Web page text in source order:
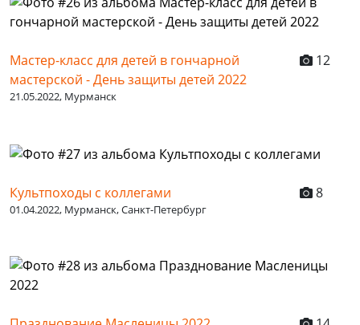
Мастер-класс для детей в гончарной
мастерской - День защиты детей 2022
12
21.05.2022, Мурманск
Культпоходы с коллегами 8
01.04.2022, Мурманск, Санкт-Петербург